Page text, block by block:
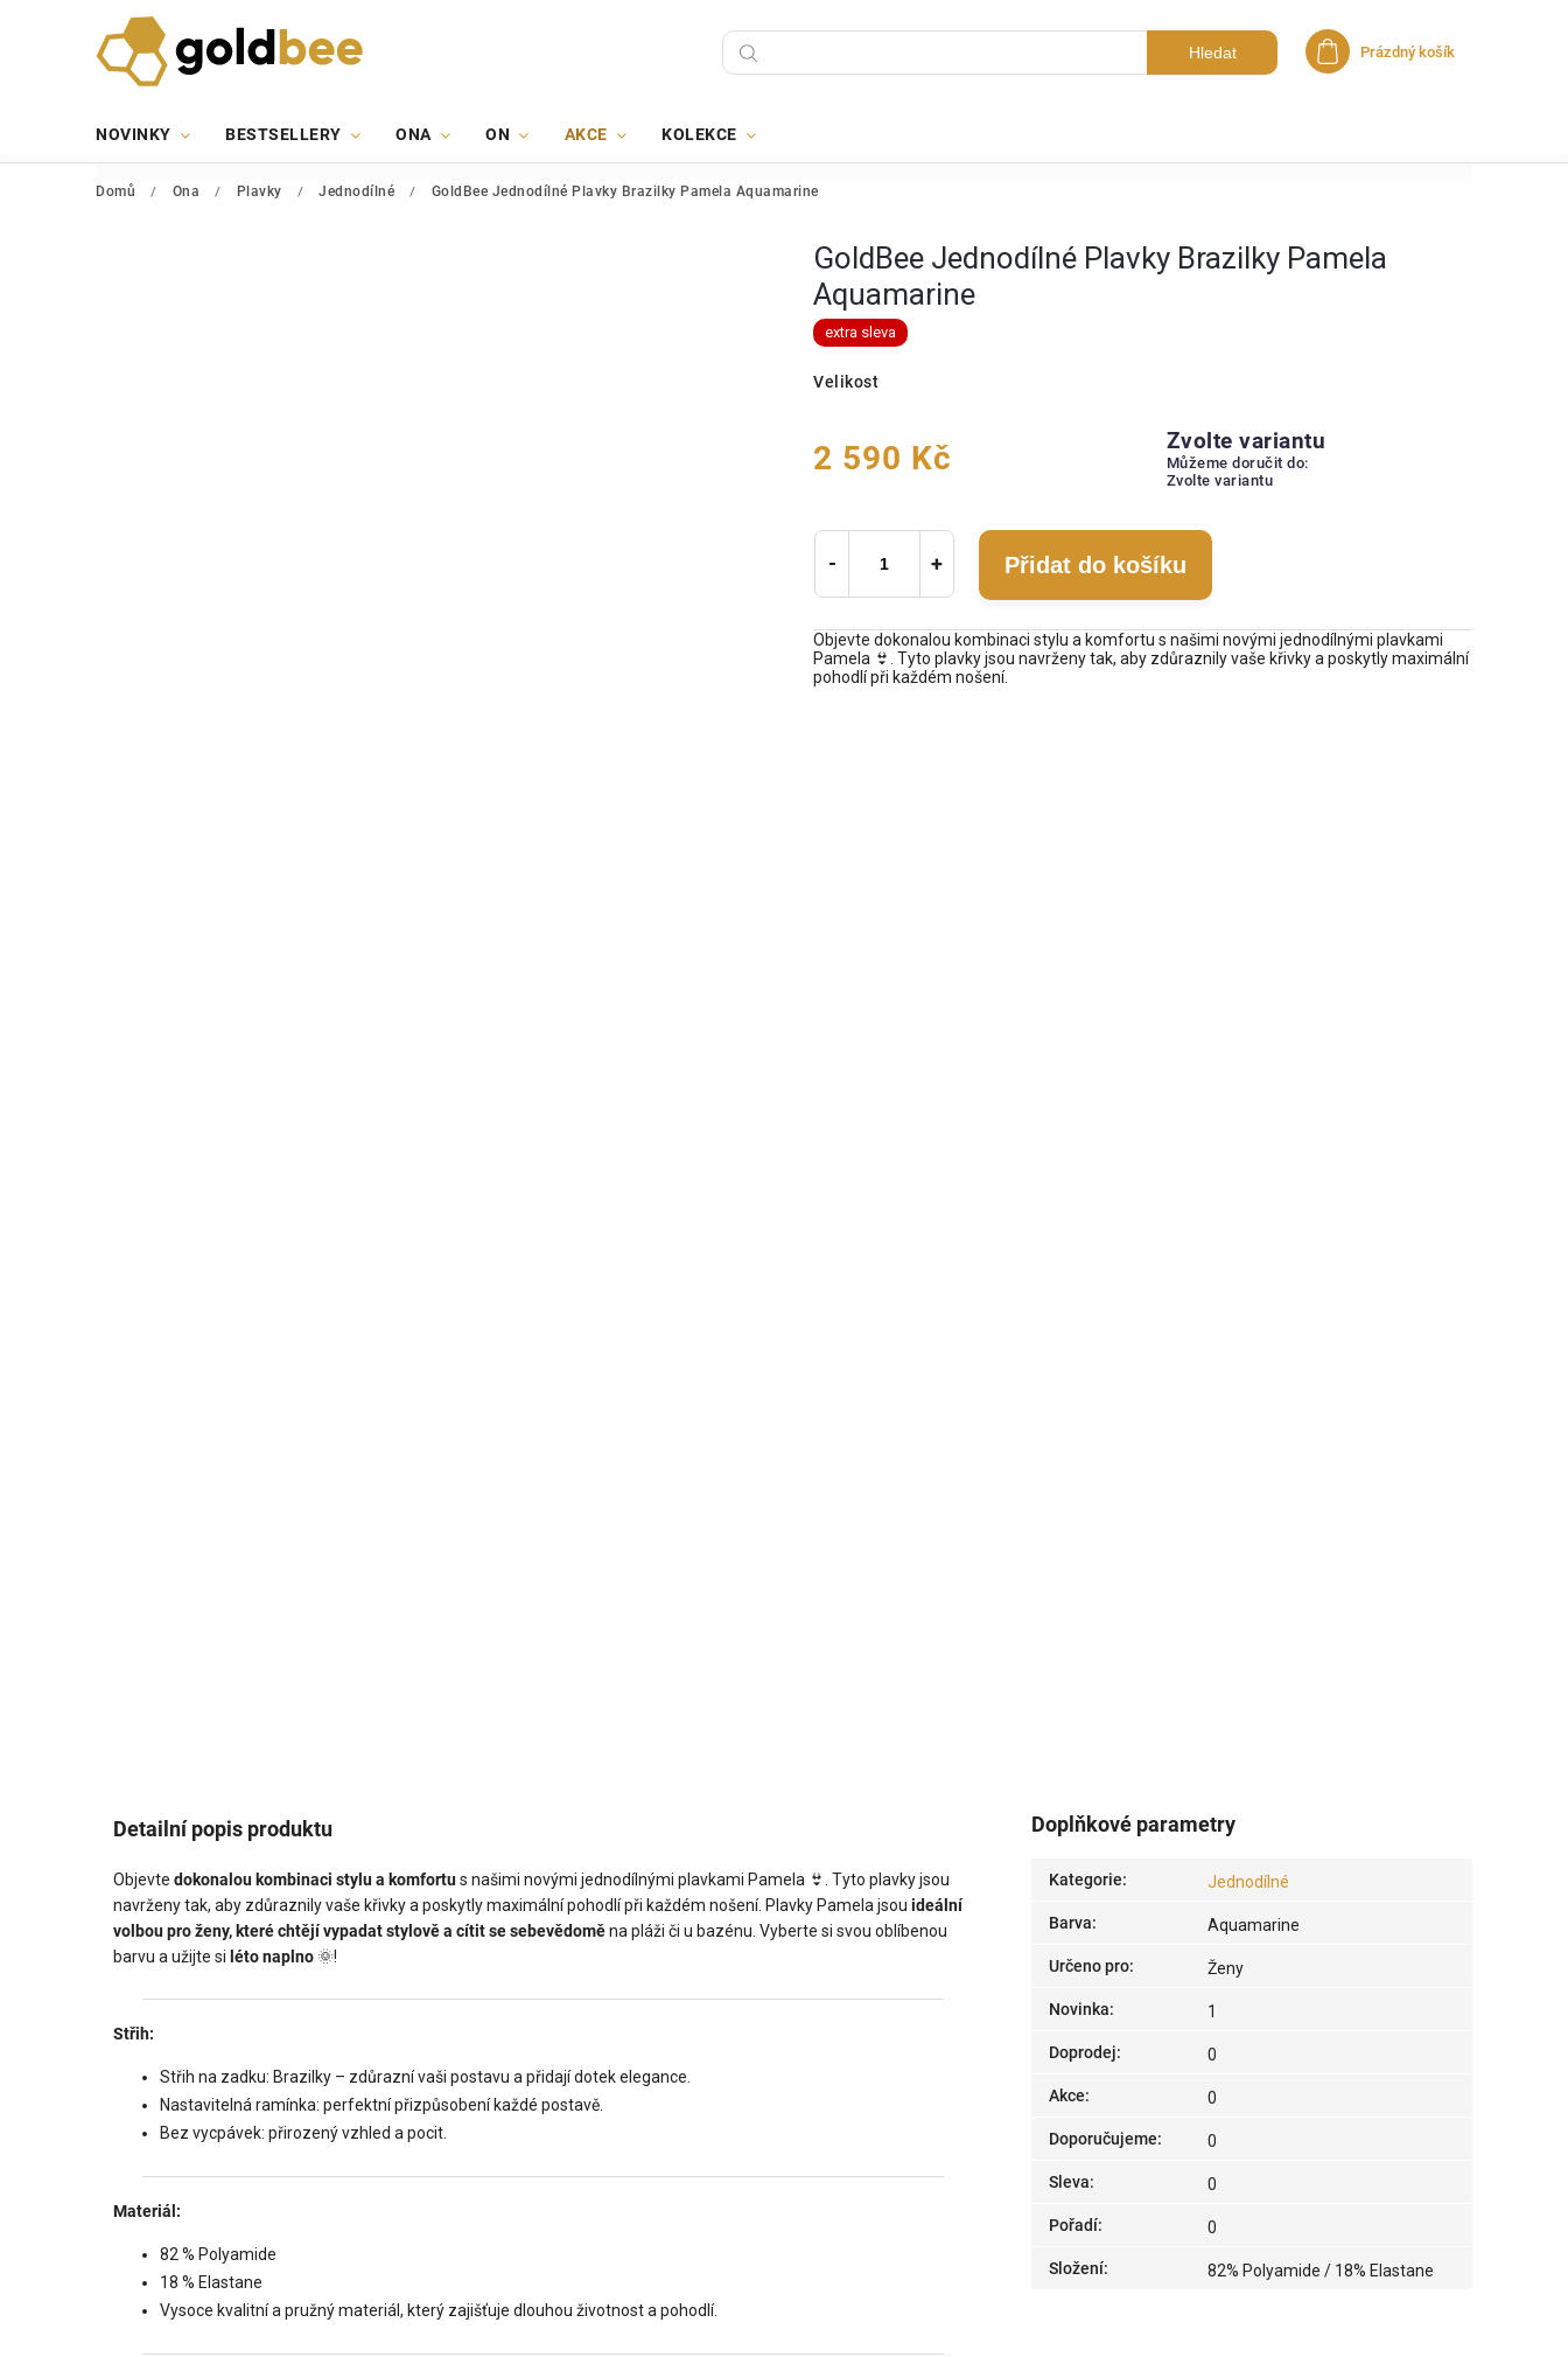
Hledat Nákupní košík
Prázdný košík
NOVINKY BESTSELLERY ONA ON AKCE KOLEKCE
Domů / Ona / Plavky / Jednodílné / GoldBee Jednodílné Plavky Brazilky Pamela Aquamarine
GoldBee Jednodílné Plavky Brazilky Pamela
Aquamarine
extra sleva
Velikost
2 590 Kč Zvolte variantu
Můžeme doručit do:
Zvolte variantu
Přidat do košíku
Objevte dokonalou kombinaci stylu a komfortu s našimi novými jednodílnými plavkami
Pamela 👙. Tyto plavky jsou navrženy tak, aby zdůraznily vaše křivky a poskytly maximální
pohodlí při každém nošení.
Detailní popis produktu
Objevte dokonalou kombinaci stylu a komfortus našimi novými jednodílnými plavkami Pamela 👙. Tyto plavky jsou
navrženy tak, aby zdůraznily vaše křivky a poskytly maximální pohodlí při každém nošení. Plavky Pamela jsou ideální
volbou pro ženy, které chtějí vypadat stylově a cítit se sebevědoměna pláži či u bazénu. Vyberte si svou oblíbenou
barvu a užijte si léto naplno🌞!
Střih:
Střih na zadku: Brazilky – zdůrazní vaši postavu a přidají dotek elegance.
Nastavitelná ramínka: perfektní přizpůsobení každé postavě.
Bez vycpávek: přirozený vzhled a pocit.
Materiál:
82 % Polyamide
18 % Elastane
Vysoce kvalitní a pružný materiál, který zajišťuje dlouhou životnost a pohodlí.
Doplňkové parametry
Kategorie: Jednodílné
Barva: Aquamarine
Určeno pro: Ženy
Novinka: 1
Doprodej: 0
Akce: 0
Doporučujeme: 0
Sleva: 0
Pořadí: 0
Složení: 82% Polyamide / 18% Elastane